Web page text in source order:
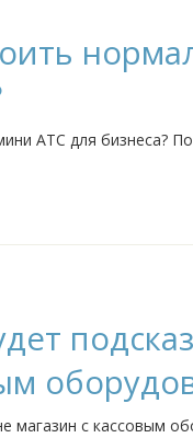
АТС для бизнеса?
магазин с кассовым